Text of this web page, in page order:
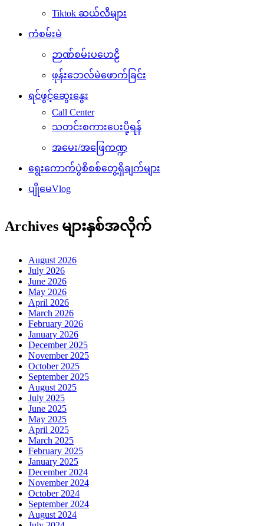
Tiktok ဆယ်လီများ
ကံစမ်းမဲ
ဉာဏ်စမ်းပဟေဠိ
ဖုန်းဘေလ်မဲဖောက်ခြင်း
ရင်ဖွင့်ဆွေးနွေး
Call Center
သတင်းစကားပေးပို့ရန်
အမေး/အဖြေကဏ္ဍ
ရွေးကောက်ပွဲစိစစ်တွေ့ရှိချက်များ
ပျိုမေVlog
Archives များနှစ်အလိုက်
August 2026
July 2026
June 2026
May 2026
April 2026
March 2026
February 2026
January 2026
December 2025
November 2025
October 2025
September 2025
August 2025
July 2025
June 2025
May 2025
April 2025
March 2025
February 2025
January 2025
December 2024
November 2024
October 2024
September 2024
August 2024